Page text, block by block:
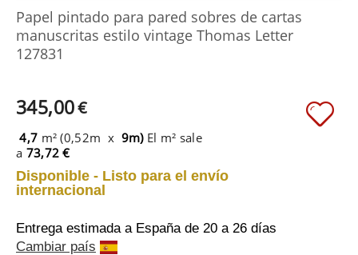
Papel pintado para pared sobres de cartas
manuscritas estilo vintage Thomas Letter
127831
345,00€
4,7 m² (0,52m x 9m) El m² sale
a 73,72 €
Disponible - Listo para el envío
internacional
Entrega estimada a España de 20 a 26 días
Cambiar país